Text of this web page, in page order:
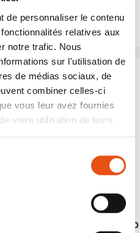
de personnaliser le contenu
relatives aux
notre trafic. Nous
sur l'utilisation de
de médias sociaux, de
combiner celles-ci
vous leur avez fournies
votre utilisation de leurs
€459,90